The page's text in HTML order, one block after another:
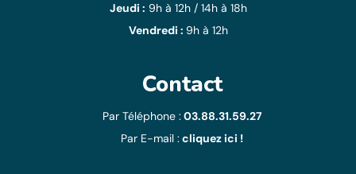
Jeudi : 9h à 12h / 14h à 18h
Vendredi : 9h à 12h
Contact
Par Téléphone : 03.88.31.59.27
Par E-mail : cliquez ici !